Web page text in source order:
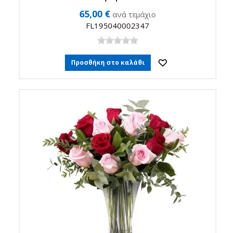
65,00 € ανά τεμάχιο
FL195040002347
Προσθήκη στο καλάθι